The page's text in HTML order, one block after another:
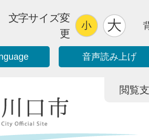
文字サイズ変
更
音声読み上げ
閲覧